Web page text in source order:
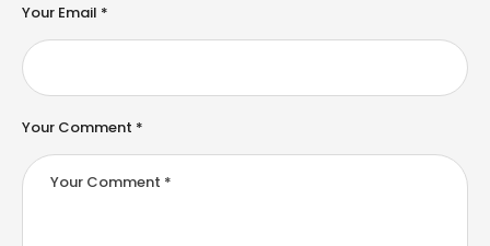
Your Comment *
Your Email *